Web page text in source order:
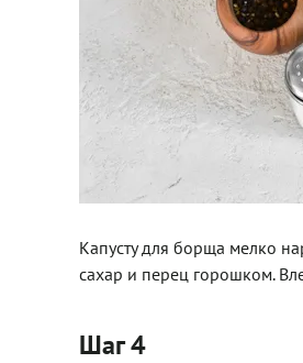
Капусту для борща мелко
сахар и перец горошком.
Шаг 4